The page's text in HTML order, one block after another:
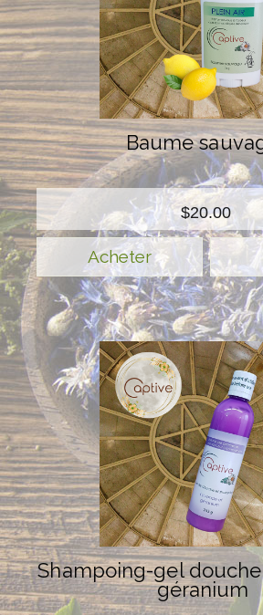
Baume
$20.00
Shampoing-gel
géranium